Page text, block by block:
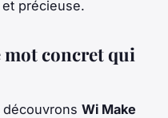
précieuse.
mot concret qui
Wi Make